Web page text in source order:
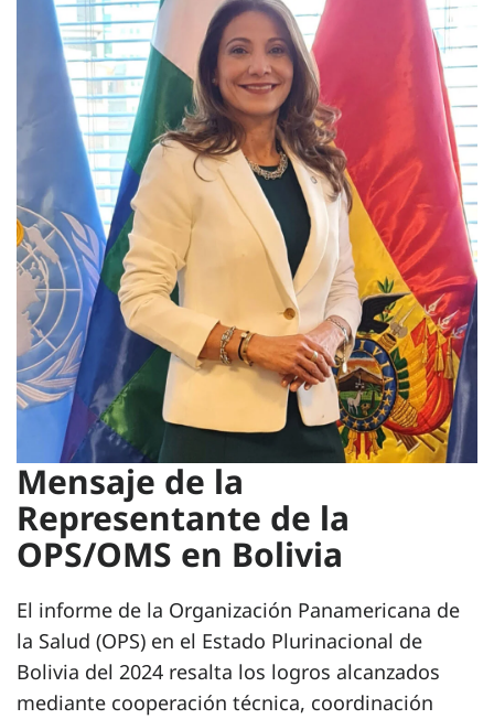
Mensaje de la
Representante de la
OPS/OMS en Bolivia
El informe de la Organización Panamericana de
la Salud (OPS) en el Estado Plurinacional de
Bolivia del 2024 resalta los logros alcanzados
mediante cooperación técnica, coordinación